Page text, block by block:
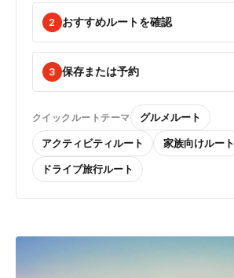
2 おすすめルートを確認
3 保存または予約
クイックルートテーマ グルメルート
アクティビティルート 家族向けルート
ドライブ旅行ルート